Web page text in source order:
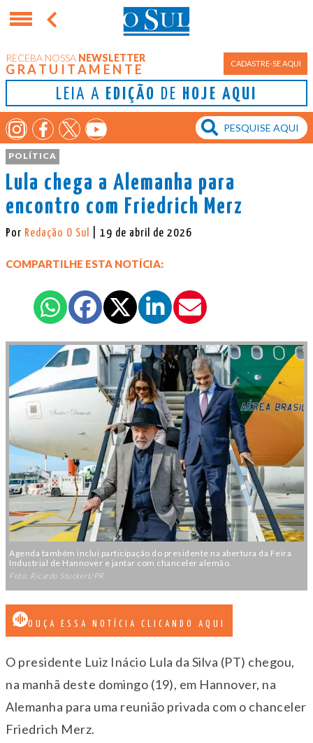
RECEBA NOSSA NEWSLETTER
GRATUITAMENTE CADASTRE-SE AQUI
LEIA A EDIÇÃO DE HOJE AQUI
POLÍTICA
Lula chega a Alemanha para
encontro com Friedrich Merz
Por Redação O Sul | 19 de abril de 2026
COMPARTILHE ESTA NOTÍCIA:
Agenda também inclui participação do presidente na abertura da Feira
Industrial de Hannover e jantar com chanceler alemão.
Foto: Ricardo Stuckert/PR
OUÇA ESSA NOTÍCIA CLICANDO AQUI
O presidente Luiz Inácio Lula da Silva (PT) chegou,
na manhã deste domingo (19), em Hannover, na
Alemanha para uma reunião privada com o chanceler
Friedrich Merz.